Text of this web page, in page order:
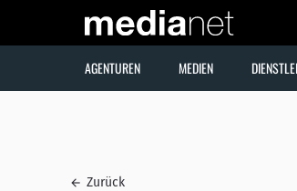
AGENTUREN MEDIEN
Zurück